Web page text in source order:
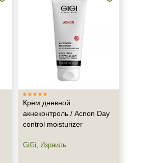
Крем дневной
акнеконтроль / Acnon Day
control moisturizer
GiGi, Израиль